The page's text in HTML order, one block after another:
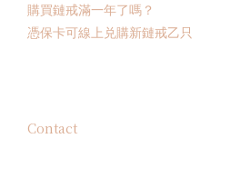
購買鏈戒滿一年了嗎？
憑保卡可線上兑購新鏈戒乙只
Contact